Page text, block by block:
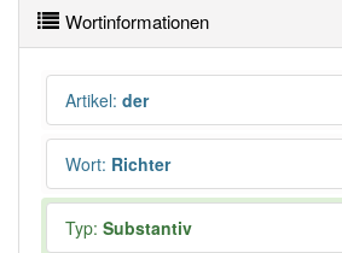
Wortinformationen
Artikel: der
Wort: Richter
Typ: Substantiv